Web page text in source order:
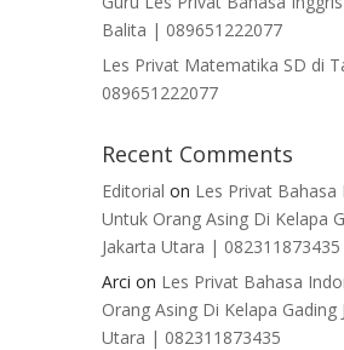
Balita | 089651222077
Les Privat Matematika SD di
089651222077
Recent Comments
Editorial on Les Privat Bahasa
Untuk Orang Asing Di Kelapa
Jakarta Utara | 082311873435
Arci on Les Privat Bahasa
Orang Asing Di Kelapa Gading
Utara | 082311873435